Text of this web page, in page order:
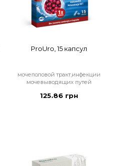
ProUro, 15 капсул
мочеполовой тракт,инфекции
мочевыводящих путей
125.86 грн